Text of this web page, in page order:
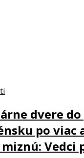
dvere
po viac
Vedci